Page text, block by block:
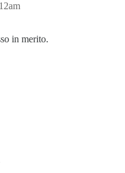
in merito.